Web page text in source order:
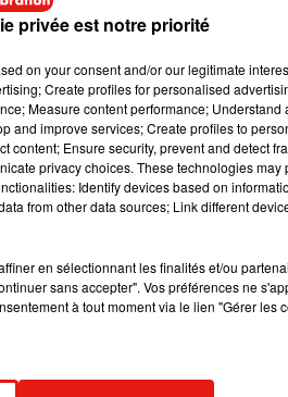
ou allocation de solidarité
mesure pour un coût "de 2,5
en principe jusque fin juin, mais la
de la situation.
le premier confinement qui
de la prolongation spécifique de
privée est notre priorité
on your consent and/or our legitimate
Create profiles for personalised
Measure content performance; Understand
and improve services; Create profiles to
Ensure security, prevent and detect
privacy choices. These technologies may
Identify devices based on
from other data sources; Link different
en sélectionnant les finalités et/ou
sans accepter". Vos préférences ne
à tout moment via le lien "Gérer les